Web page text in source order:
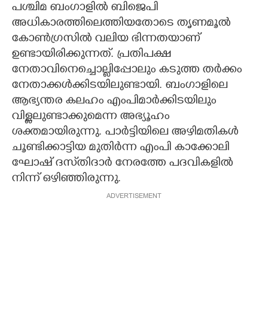
പശ്ചിമ ബംഗാളിൽ ബിജെപി
അധികാരത്തിലെത്തിയതോടെ തൃണമൂൽ
കോൺഗ്രസിൽ വലിയ ഭിന്നതയാണ്
ഉണ്ടായിരിക്കുന്നത്. പ്രതിപക്ഷ
നേതാവിനെച്ചൊല്ലിപ്പോലും കടുത്ത തർക്കം
നേതാക്കൾക്കിടയിലുണ്ടായി. ബംഗാളിലെ
ആഭ്യന്തര കലഹം എംപിമാർക്കിടയിലും
വിള്ളലുണ്ടാക്കുമെന്ന അഭ്യൂഹം
ശക്തമായിരുന്നു. പാർട്ടിയിലെ അഴിമതികൾ
ചൂണ്ടിക്കാട്ടിയ മുതിർന്ന എംപി കാക്കോലി
ഘോഷ് ദസ്‌തിദാർ നേരത്തേ പദവികളിൽ
നിന്ന് ഒഴിഞ്ഞിരുന്നു.
ADVERTISEMENT